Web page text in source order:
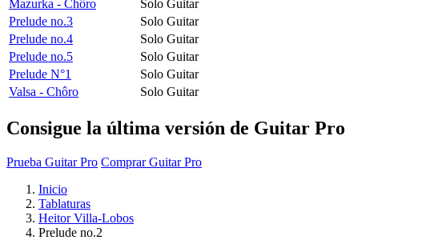
Mazurka - Chôro
Solo Guitar
Prelude no.3
Solo Guitar
Prelude no.4
Solo Guitar
Prelude no.5
Solo Guitar
Prelude N°1
Solo Guitar
Valsa - Chôro
Solo Guitar
Consigue la última versión de Guitar Pro
Prueba Guitar Pro Comprar Guitar Pro
Inicio
Tablaturas
Heitor Villa-Lobos
Prelude no.2